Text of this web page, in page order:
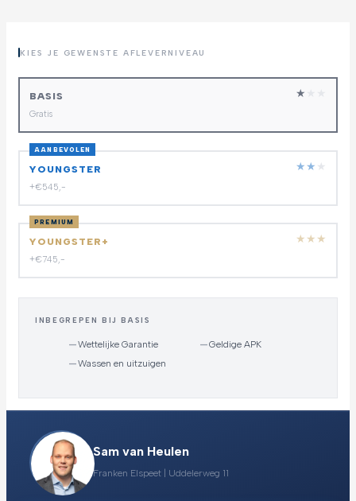
KIES JE GEWENSTE AFLEVERNIVEAU
BASIS
Gratis
★
AANBEVOLEN
YOUNGSTER
+€545,-
★★ ★
PREMIUM
YOUNGSTER+
+€745,-
★ ★ ★
INBEGREPEN BIJ BASIS
—Wettelijke Garantie —Geldige APK
—Wassen en uitzuigen
Sam van Heulen
Franken Elspeet | Uddelerweg 11